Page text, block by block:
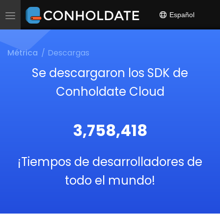
Toggle
Español
Métrica Descargas
Se descargaron los SDK de
Conholdate Cloud
3,758,418
¡Tiempos de desarrolladores de
todo el mundo!